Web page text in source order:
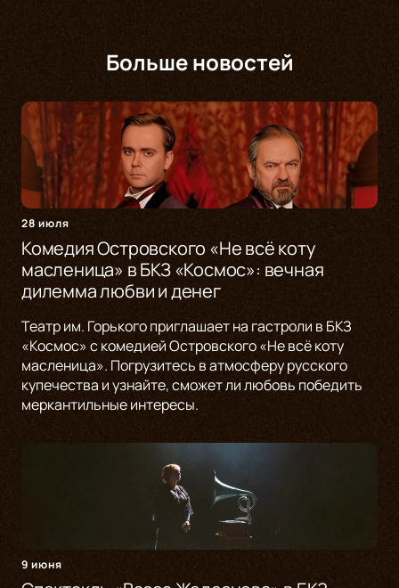
Больше новостей
28 июля
Комедия Островского «Не всё коту
масленица» в БКЗ «Космос»: вечная
дилемма любви и денег
Театр им. Горького приглашает на гастроли в БКЗ
«Космос» с комедией Островского «Не всё коту
масленица». Погрузитесь в атмосферу русского
купечества и узнайте, сможет ли любовь победить
меркантильные интересы.
9 июня